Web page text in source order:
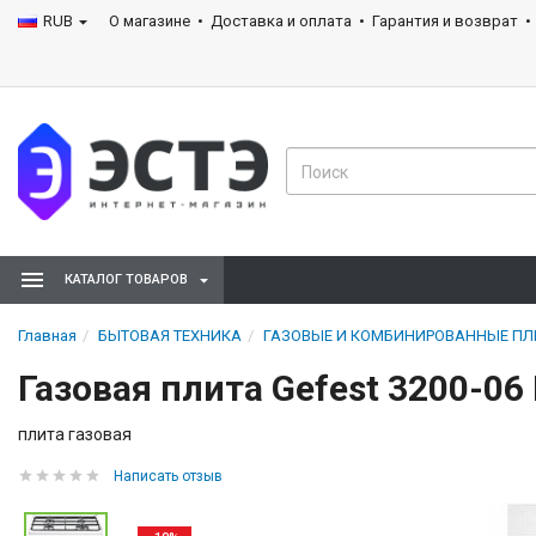
RUB О магазине Доставка и оплата Гарантия и возврат
КАТАЛОГ ТОВАРОВ
Главная БЫТОВАЯ ТЕХНИКА ГАЗОВЫЕ И КОМБИНИРОВАННЫЕ
Газовая плита Gefest 3200-06
плита газовая
Написать отзыв